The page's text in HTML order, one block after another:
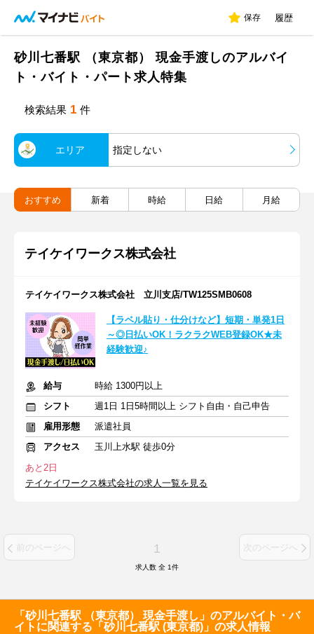
保存 履歴
砂川七番駅 （東京都） 現金手渡しのアルバイ
ト・バイト・パート求人特集
検索結果 1 件
エリア 指定しない
おすすめ 新着 時給 日給 月給
テイケイワークス株式会社
テイケイワークス株式会社 立川支店/TW125SMB0608
【ラベル貼り・仕分けなど】短期・単発1日
～◎日払いOK！ラクラクWEB登録OK★未
経験歓迎♪
給与
時給 1300円以上
シフト
週1日 1日5時間以上 シフト自由・自己申告
雇用形態
派遣社員
アクセス
玉川上水駅 徒歩0分
あと2日
テイケイワークス株式会社の求人一覧を見る
前のページへ 1 次のページへ
求人数 全 1件
「砂川七番駅 （東京都） 現金手渡し」のアルバイト・バ
イトに関連する「砂川七番駅 (東京都)」の求人情報